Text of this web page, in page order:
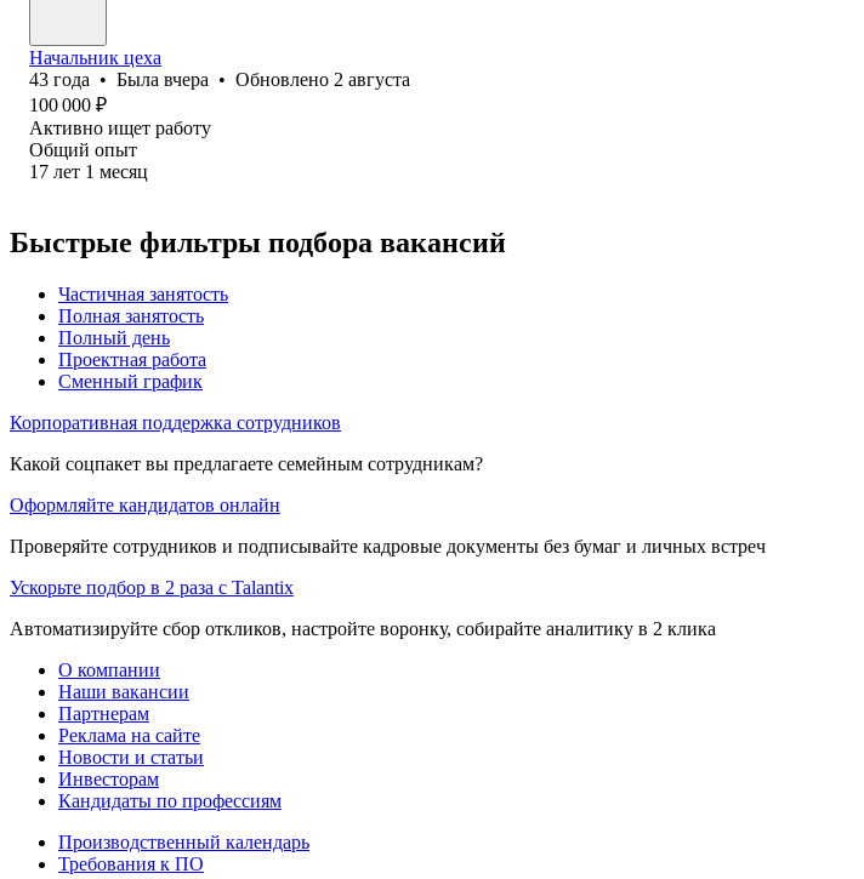
Начальник цеха
43 года • Была вчера • Обновлено 2 августа
100 000 ₽
Активно ищет работу
Общий опыт
17 лет 1 месяц
Быстрые фильтры подбора вакансий
Частичная занятость
Полная занятость
Полный день
Проектная работа
Сменный график
Корпоративная поддержка сотрудников
Какой соцпакет вы предлагаете семейным сотрудникам?
Оформляйте кандидатов онлайн
Проверяйте сотрудников и подписывайте кадровые документы без бумаг и личных встреч
Ускорьте подбор в 2 раза с Talantix
Автоматизируйте сбор откликов, настройте воронку, собирайте аналитику в 2 клика
О компании
Наши вакансии
Партнерам
Реклама на сайте
Новости и статьи
Инвесторам
Кандидаты по профессиям
Производственный календарь
Требования к ПО